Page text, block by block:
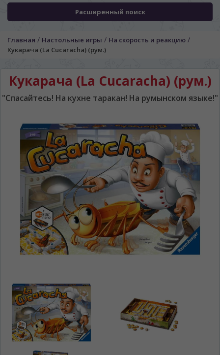
Расширенный поиск
Главная / Настольные игры / На скорость и реакцию /
Кукарача (La Cucaracha) (рум.)
Кукарача (La Cucaracha) (рум.)
"Спасайтесь! На кухне таракан! На румынском языке!"